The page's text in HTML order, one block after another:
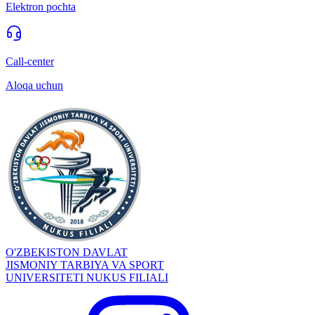
Elektron pochta
Call-center
Aloqa uchun
O'ZBEKISTON DAVLAT
JISMONIY TARBIYA VA SPORT
UNIVERSITETI NUKUS FILIALI